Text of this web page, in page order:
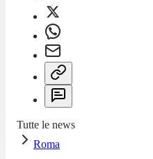
Tutte le news
Roma